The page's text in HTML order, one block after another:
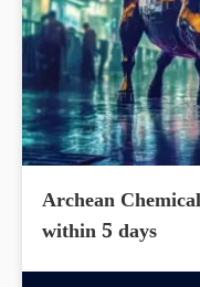
Archean
within 5 days